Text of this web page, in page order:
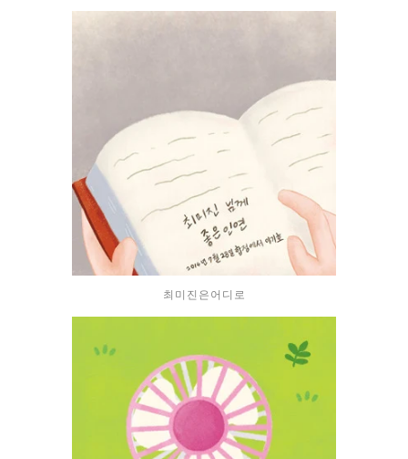
최미진은어디로